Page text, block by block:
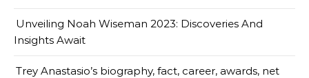
Unveiling Noah Wiseman 2023: Discoveries And
Insights Await
Trey Anastasio’s biography, fact, career, awards, net